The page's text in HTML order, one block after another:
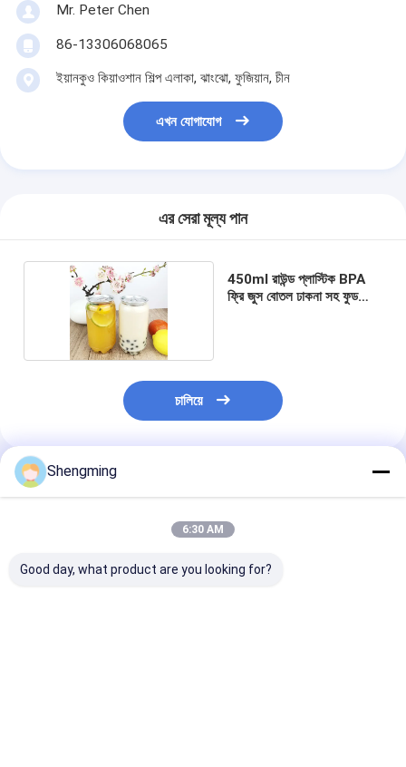
Mr. Peter Chen
86-13306068065
ইয়ানকুও কিয়াওশান শিল্প এলাকা, ঝাংঝো, ফুজিয়ান, চীন
এখন যোগাযোগ
এর সেরা মূল্য পান
450ml রাউন্ড প্লাস্টিক BPA
ফ্রি জুস বোতল ঢাকনা সহ ফুড
চালিয়ে
প্রস্তাবিত পণ্য
Shengming
6:30 AM
Good day, what product are you looking for?